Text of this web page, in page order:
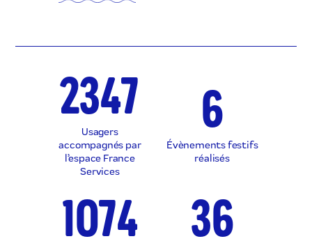
2347
Usagers
accompagnés par
l’espace France
Services
7
Évènements festifs
réalisés
1219 43